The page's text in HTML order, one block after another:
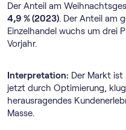
Der Anteil am
4,9 % (2023). Der Anteil am
Einzelhandel wuchs um drei
Vorjahr.
Interpretation: Der Markt
jetzt durch Optimierung,
herausragendes
Masse.